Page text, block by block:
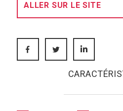
ALLER SUR LE SITE
FACEBOOKTWITTER